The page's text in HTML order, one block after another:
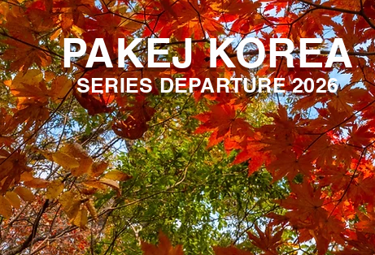
SERIES DEPARTURE 2026
PAKEJ KOREA